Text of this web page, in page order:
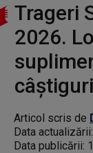
Trageri
2026.
Articol scris de
Data actualizării:
Data publicării: